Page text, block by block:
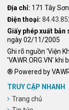
Địa chỉ: 171 Tây
Điện thoại:
Giấy phép xuất bản
ngày 02/11/2005
Ghi rõ nguồn 'Viện
'VAWR.ORG.VN'
® Powered by
TRUY CẬP NHANH
Trang chủ